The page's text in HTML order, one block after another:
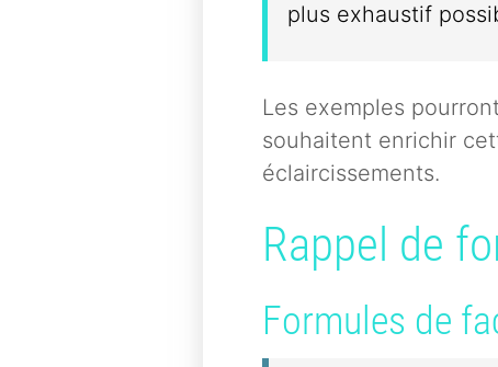
plus exhaustif
Les exemples
souhaitent enrichir
éclaircissements.
Rappel de
Formules de